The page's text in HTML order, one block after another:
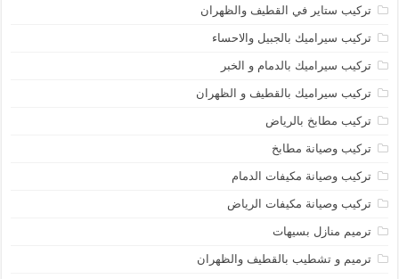
تركيب ستاير في القطيف والظهران
تركيب سيراميك بالجبيل والاحساء
تركيب سيراميك بالدمام و الخبر
تركيب سيراميك بالقطيف و الظهران
تركيب مطابخ بالرياض
تركيب وصيانة مطابخ
تركيب وصيانة مكيفات الدمام
تركيب وصيانة مكيفات الرياض
ترميم منازل بسيهات
ترميم و تشطيب بالقطيف والظهران